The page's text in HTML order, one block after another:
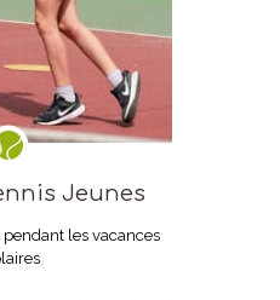
Jeunes
les vacances